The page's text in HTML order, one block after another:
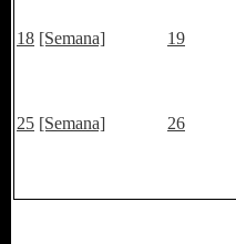
18 [Semana] 19
25 [Semana] 26